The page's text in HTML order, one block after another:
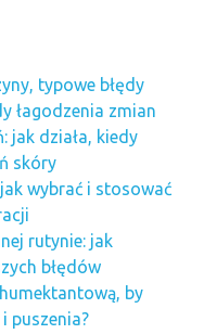
typowe błędy
łagodzenia zmian
jak działa, kiedy
skóry
wybrać i stosować
rutynie: jak
błędów
by
puszenia?